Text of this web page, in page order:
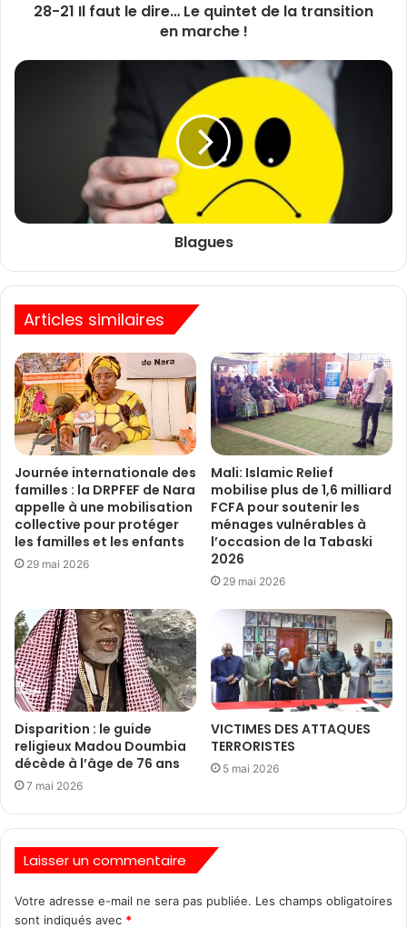
28-21 Il faut le dire… Le quintet de la transition
en marche !
Blagues
Articles similaires
Journée internationale des
familles : la DRPFEF de Nara
appelle à une mobilisation
collective pour protéger
les familles et les enfants
29 mai 2026
Mali: Islamic Relief
mobilise plus de 1,6 milliard
FCFA pour soutenir les
ménages vulnérables à
l’occasion de la Tabaski
2026
29 mai 2026
Disparition : le guide
religieux Madou Doumbia
décède à l’âge de 76 ans
7 mai 2026
VICTIMES DES ATTAQUES
TERRORISTES
5 mai 2026
Laisser un commentaire
Votre adresse e-mail ne sera pas publiée. Les champs obligatoires
sont indiqués avec *